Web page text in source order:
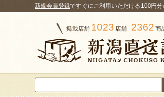
新規会員登録ですぐにご利用いただける100円分
掲載店舗 1023 店舗 2362 商
索: